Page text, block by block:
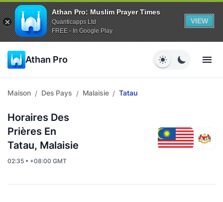
Athan Pro: Muslim Prayer Times
Quanticapps Ltd
FREE - In Google Play
VIEW
Athan Pro
Maison / Des Pays / Malaisie / Tatau
Horaires Des
Prières En
Tatau, Malaisie
02:35 • +08:00 GMT